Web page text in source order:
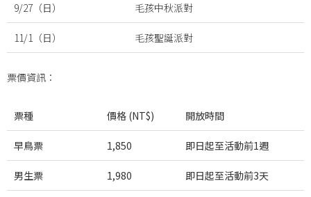
9/27（日） 毛孩中秋派對
11/1（日） 毛孩聖誕派對
票價資訊：
票種 價格 (NT$) 開放時間
早鳥票 1,850 即日起至活動前1週
男生票 1,980 即日起至活動前3天